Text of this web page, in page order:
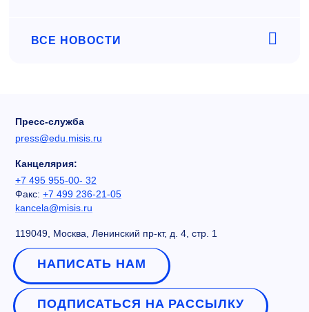
ВСЕ НОВОСТИ
Пресс-служба
press@edu.misis.ru
Канцелярия:
+7 495 955-00- 32
Факс: +7 499 236-21-05
kancela@misis.ru
119049, Москва, Ленинский пр-кт, д. 4, стр. 1
НАПИСАТЬ НАМ
ПОДПИСАТЬСЯ НА РАССЫЛКУ